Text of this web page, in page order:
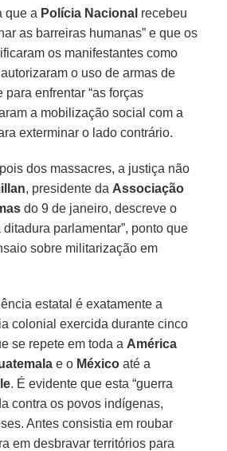
que a Polícia Nacional recebeu
as barreiras humanas” e que os
os manifestantes como
autorizaram o uso de armas de
enfrentar “as forças
a mobilização social com a
exterminar o lado contrário.
dos massacres, a justiça não
, presidente da Associação
do 9 de janeiro, descreve o
ditadura parlamentar”, ponto que
sobre militarização em
estatal é exatamente a
colonial exercida durante cinco
se repete em toda a América
e o México até a
. É evidente que esta “guerra
contra os povos indígenas,
Antes consistia em roubar
em desbravar territórios para